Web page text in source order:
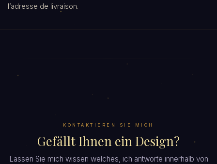
l’adresse de livraison.
KONTAKTIEREN SIE MICH
Gefällt Ihnen ein Design?
Lassen Sie mich wissen welches, ich antworte innerhalb von